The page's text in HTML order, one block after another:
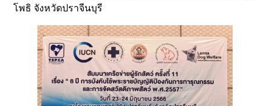
โพธิ จังหวัดปราจีนบุรี